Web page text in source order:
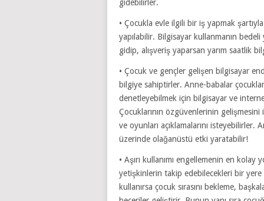
gidebilirler.
• Çocukla evle ilgili bir iş yapmak
yapılabilir. Bilgisayar kullanmanın
gidip, alışveriş yaparsan yarım saatlik
• Çocuk ve gençler gelişen bilgisayar
bilgiye sahiptirler. Anne-babalar
denetleyebilmek için bilgisayar ve
Çocuklarının özgüvenlerinin
ve oyunları açıklamalarını
üzerinde olağanüstü etki yaratabilir!
• Aşırı kullanımı engellemenin en
yetişkinlerin takip edebilecekleri bir yere
kullanırsa çocuk sırasını bekleme,